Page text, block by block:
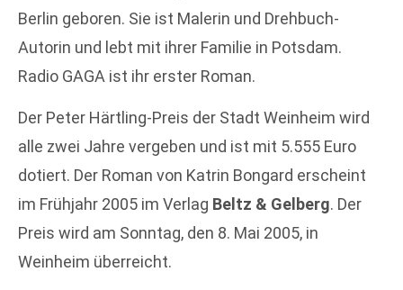
Berlin geboren. Sie ist Malerin und Drehbuch-
Autorin und lebt mit ihrer Familie in Potsdam.
Radio GAGA ist ihr erster Roman.
Der Peter Härtling-Preis der Stadt Weinheim wird
alle zwei Jahre vergeben und ist mit 5.555 Euro
dotiert. Der Roman von Katrin Bongard erscheint
im Frühjahr 2005 im Verlag Beltz & Gelberg. Der
Preis wird am Sonntag, den 8. Mai 2005, in
Weinheim überreicht.